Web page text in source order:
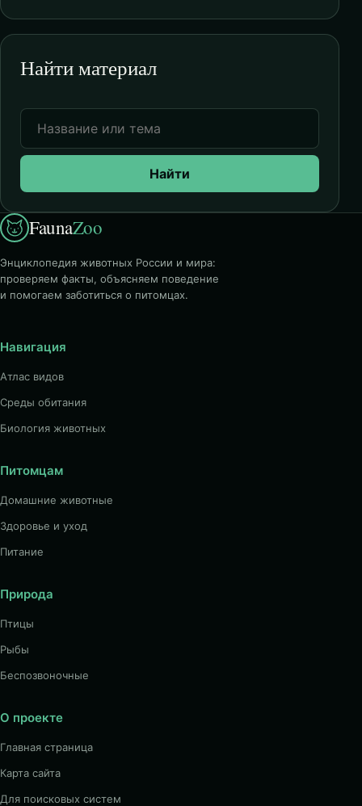
Найти материал
Найти
FaunaZoo
Энциклопедия животных России и мира:
проверяем факты, объясняем поведение
и помогаем заботиться о питомцах.
Навигация
Атлас видов
Среды обитания
Биология животных
Питомцам
Домашние животные
Здоровье и уход
Питание
Природа
Птицы
Рыбы
Беспозвоночные
О проекте
Главная страница
Карта сайта
Для поисковых систем